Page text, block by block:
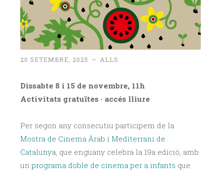
20 SETEMBRE, 2025 ~ ALLS
Dissabte 8 i 15 de novembre, 11h
Activitats gratuïtes · accés lliure
Per segon any consecutiu participem de la
Mostra de Cinema Àrab i Mediterrani de
Catalunya, que enguany celebra la 19a edició, amb
un programa doble de cinema per a infants que